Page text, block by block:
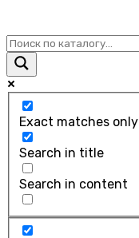
Exact matches only
Search in title
Search in content